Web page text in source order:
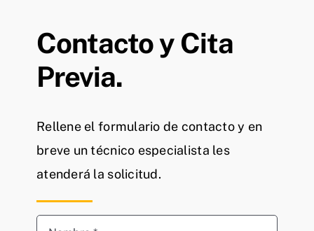
Contacto y Cita
Previa.
Rellene el formulario de contacto y en
breve un técnico especialista les
atenderá la solicitud.